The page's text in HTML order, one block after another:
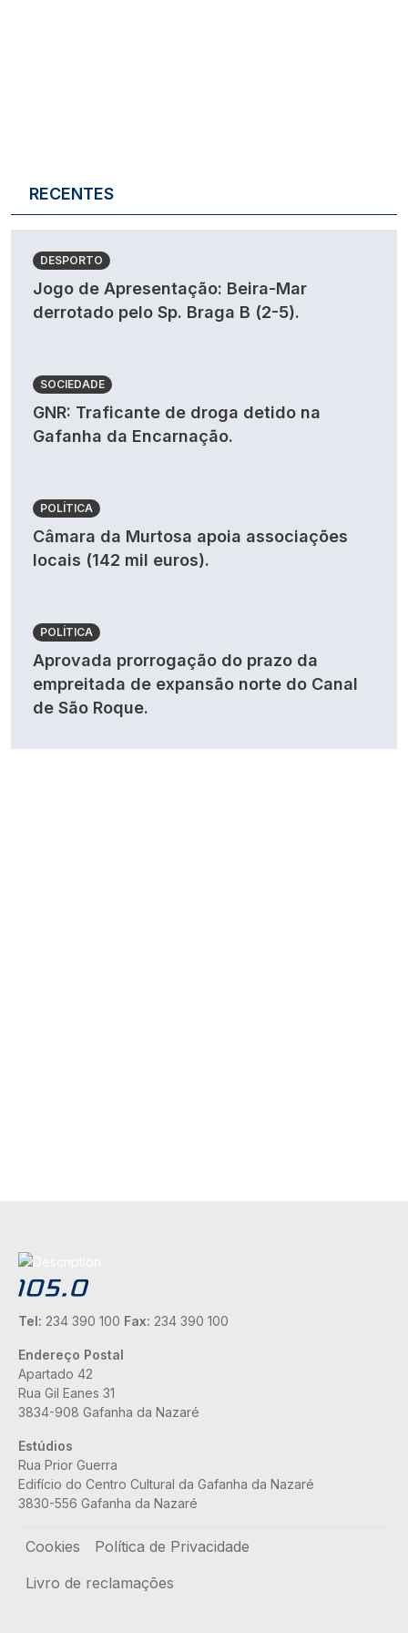
RECENTES
DESPORTO
Jogo de Apresentação: Beira-Mar
derrotado pelo Sp. Braga B (2-5).
SOCIEDADE
GNR: Traficante de droga detido na
Gafanha da Encarnação.
POLÍTICA
Câmara da Murtosa apoia associações
locais (142 mil euros).
POLÍTICA
Aprovada prorrogação do prazo da
empreitada de expansão norte do Canal
de São Roque.
Tel: 234 390 100 Fax: 234 390 100
Endereço Postal
Apartado 42
Rua Gil Eanes 31
3834-908 Gafanha da Nazaré
Estúdios
Rua Prior Guerra
Edifício do Centro Cultural da Gafanha da Nazaré
3830-556 Gafanha da Nazaré
Rodapé
Cookies
Política de Privacidade
Livro de reclamações